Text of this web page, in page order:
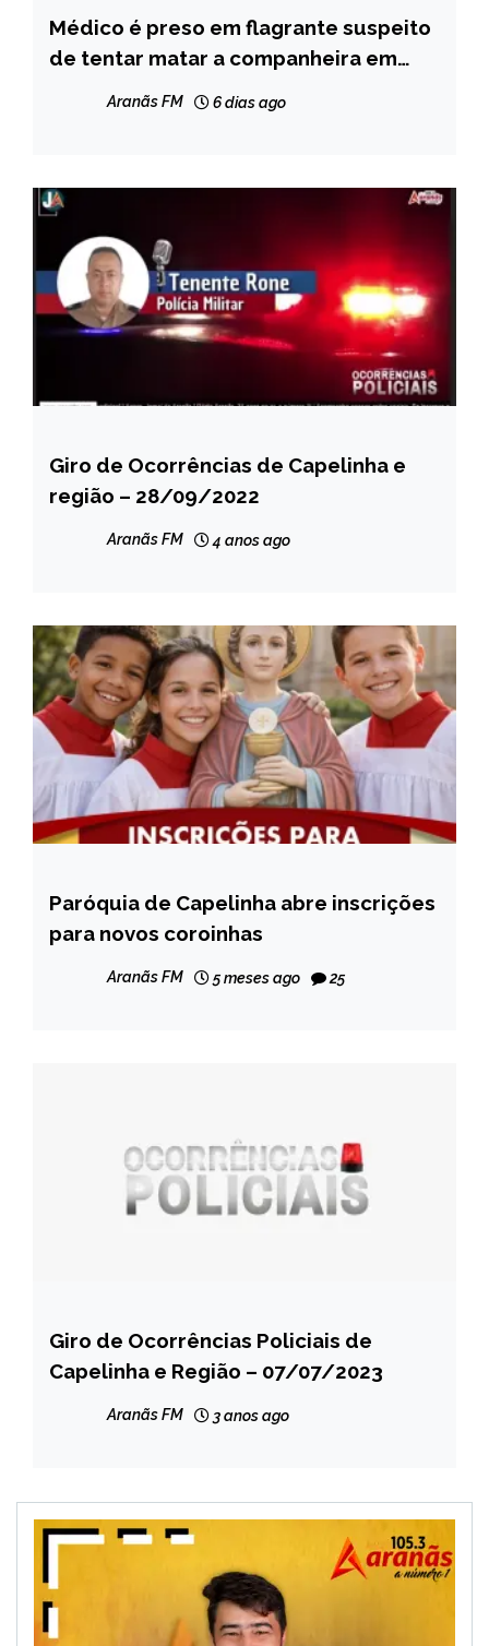
MINAS
GERAIS
NOTÍCIAS
Médico é preso em flagrante suspeito
de tentar matar a companheira em
Aranãs FM 6 dias ago
CAPELINHA
NOTÍCIAS
Giro de Ocorrências de Capelinha e
região – 28/09/2022
Aranãs FM 4 anos ago
CAPELINHA
NOTÍCIAS
Paróquia de Capelinha abre inscrições
para novos coroinhas
Aranãs FM 5 meses ago 25
CAPELINHA
MINAS
Giro de Ocorrências Policiais de
Capelinha e Região – 07/07/2023
Aranãs FM 3 anos ago